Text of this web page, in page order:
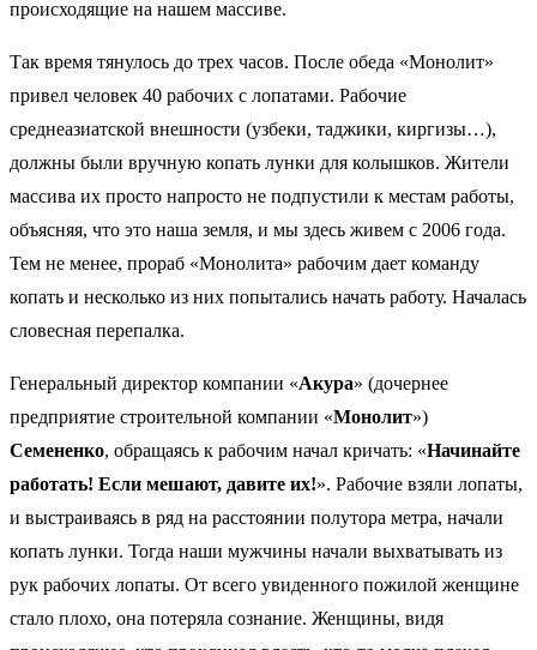
происходящие на нашем массиве.
Так время тянулось до трех часов. После обеда «Монолит»
привел человек 40 рабочих с лопатами. Рабочие
среднеазиатской внешности (узбеки, таджики, киргизы…),
должны были вручную копать лунки для колышков. Жители
массива их просто напросто не подпустили к местам работы,
объясняя, что это наша земля, и мы здесь живем с 2006 года.
Тем не менее, прораб «Монолита» рабочим дает команду
копать и несколько из них попытались начать работу. Началась
словесная перепалка.
Генеральный директор компании «Акура» (дочернее
предприятие строительной компании «Монолит»)
Семененко, обращаясь к рабочим начал кричать: «Начинайте
работать! Если мешают, давите их!». Рабочие взяли лопаты,
и выстраиваясь в ряд на расстоянии полутора метра, начали
копать лунки. Тогда наши мужчины начали выхватывать из
рук рабочих лопаты. От всего увиденного пожилой женщине
стало плохо, она потеряла сознание. Женщины, видя